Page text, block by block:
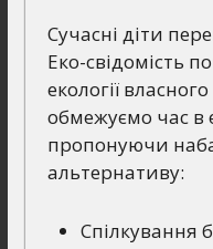
Сучасні діти
Еко-свідомість
екології
обмежуємо час в
пропонуючи
альтернативу:
Спілкування